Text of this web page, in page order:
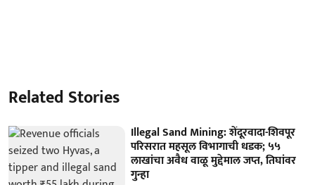
Related Stories
Illegal Sand Mining: शेंदूरवादा-शिवपूर
परिसरात महसूल विभागाची धडक; ५५
लाखांचा अवैध वाळू मुद्देमाल जप्त, तिघांवर
गुन्हा